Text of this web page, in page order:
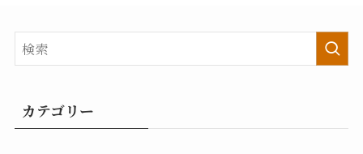
カテゴリー